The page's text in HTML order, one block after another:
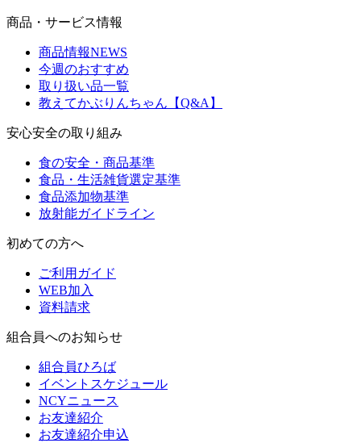
商品・サービス情報
商品情報NEWS
今週のおすすめ
取り扱い品一覧
教えてかぶりんちゃん【Q&A】
安心安全の取り組み
食の安全・商品基準
食品・生活雑貨選定基準
食品添加物基準
放射能ガイドライン
初めての方へ
ご利用ガイド
WEB加入
資料請求
組合員へのお知らせ
組合員ひろば
イベントスケジュール
NCYニュース
お友達紹介
お友達紹介申込